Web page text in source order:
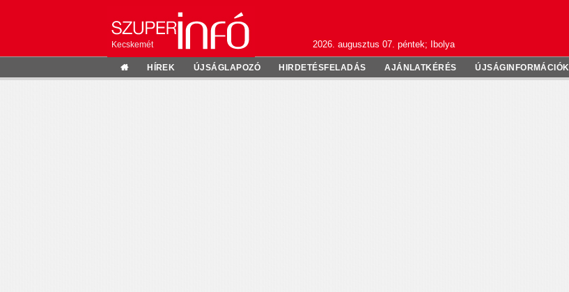
Kecskemét 2026. augusztus 07. péntek; Ibolya
HÍREK ÚJSÁGLAPOZÓ HIRDETÉSFELADÁS AJÁNLATKÉRÉS ÚJSÁGINFORMÁCIÓK